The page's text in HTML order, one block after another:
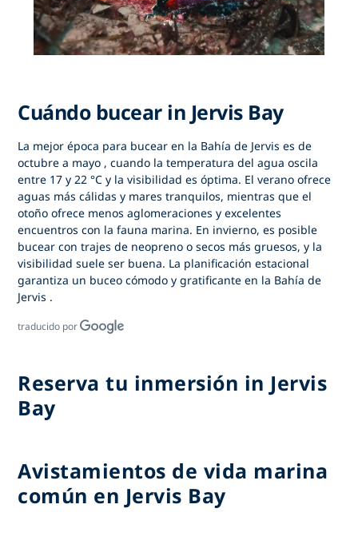
Cuándo bucear in Jervis Bay
La mejor época para bucear en la Bahía de Jervis es de
octubre a mayo , cuando la temperatura del agua oscila
entre 17 y 22 °C y la visibilidad es óptima. El verano ofrece
aguas más cálidas y mares tranquilos, mientras que el
otoño ofrece menos aglomeraciones y excelentes
encuentros con la fauna marina. En invierno, es posible
bucear con trajes de neopreno o secos más gruesos, y la
visibilidad suele ser buena. La planificación estacional
garantiza un buceo cómodo y gratificante en la Bahía de
Jervis .
traducido por
Reserva tu inmersión in Jervis
Bay
Avistamientos de vida marina
común en Jervis Bay